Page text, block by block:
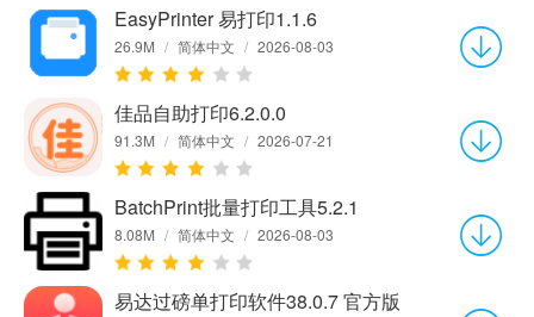
EasyPrinter 易打印1.1.6
26.9M / 简体中文 / 2026-08-03
佳品自助打印6.2.0.0
91.3M / 简体中文 / 2026-07-21
BatchPrint批量打印工具5.2.1
8.08M / 简体中文 / 2026-08-03
易达过磅单打印软件38.0.7 官方版